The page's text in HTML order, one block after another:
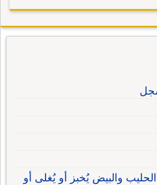
والبيض يُخبز أو يُغلى أو